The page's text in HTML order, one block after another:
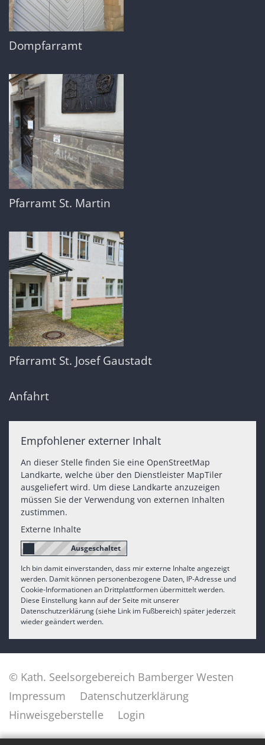
Dompfarramt
Pfarramt St. Martin
Pfarramt St. Josef Gaustadt
Anfahrt
Empfohlener externer Inhalt
An dieser Stelle finden Sie eine OpenStreetMap
Landkarte, welche über den Dienstleister MapTiler
ausgeliefert wird. Um diese Landkarte anzuzeigen
müssen Sie der Verwendung von externen Inhalten
zustimmen.
Externe Inhalte
Ich bin damit einverstanden, dass mir externe Inhalte angezeigt
werden. Damit können personenbezogene Daten, IP-Adresse und
Cookie-Informationen an Drittplattformen übermittelt werden.
Diese Einstellung kann auf der Seite mit unserer
Datenschutzerklärung (siehe Link im Fußbereich) später jederzeit
wieder geändert werden.
© Kath. Seelsorgebereich Bamberger Westen
Impressum
Datenschutzerklärung
Hinweisgeberstelle
Login